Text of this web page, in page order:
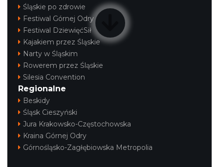
Śląskie po zdrowie
Festiwal Górnej Odry
Festiwal DziewięćSił
Kajakiem przez Śląskie
Narty w Śląskim
Rowerem przez Śląskie
Silesia Convention
Regionalne
Beskidy
Śląsk Cieszyński
Jura Krakowsko-Częstochowska
Kraina Górnej Odry
Górnośląsko-Zagłębiowska Metropolia